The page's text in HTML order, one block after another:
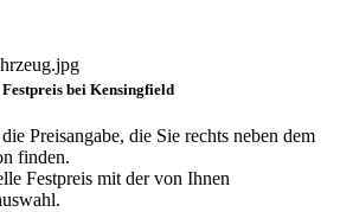
bei Kensingfield
Preisangabe, die Sie rechts neben dem
finden.
Festpreis mit der von Ihnen